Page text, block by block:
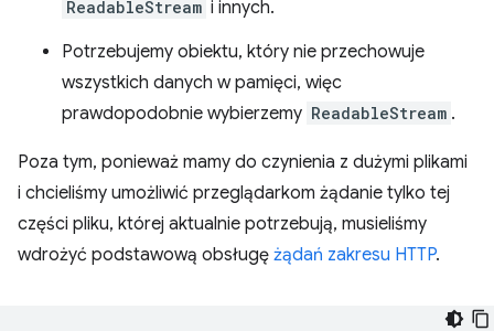
ReadableStream i innych.
Potrzebujemy obiektu, który nie przechowuje
wszystkich danych w pamięci, więc
prawdopodobnie wybierzemy ReadableStream .
Poza tym, ponieważ mamy do czynienia z dużymi plikami
i chcieliśmy umożliwić przeglądarkom żądanie tylko tej
części pliku, której aktualnie potrzebują, musieliśmy
wdrożyć podstawową obsługę żądań zakresu HTTP.